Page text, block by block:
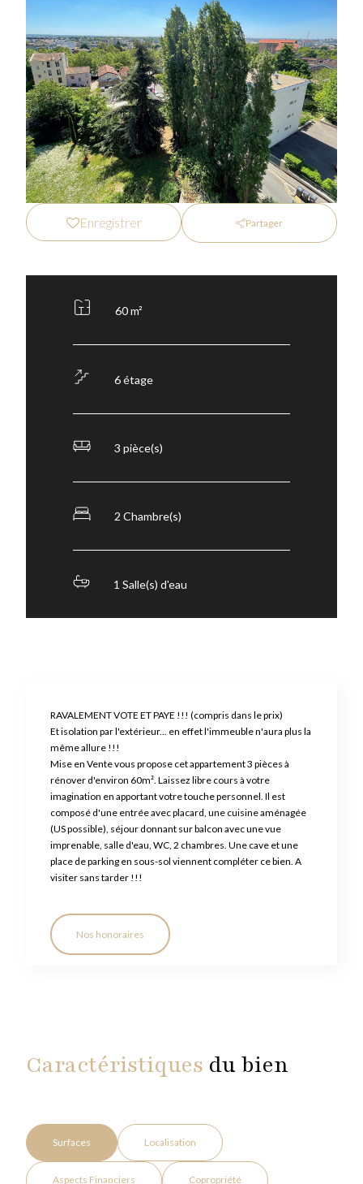
Enregistrer Partager
60 m²
6 étage
3 pièce(s)
2 Chambre(s)
1 Salle(s) d'eau
RAVALEMENT VOTE ET PAYE !!! (compris dans le prix)
Et isolation par l'extérieur... en effet l'immeuble n'aura plus la
même allure !!!
Mise en Vente vous propose cet appartement 3 pièces à
rénover d'environ 60m². Laissez libre cours à votre
imagination en apportant votre touche personnel. Il est
composé d'une entrée avec placard, une cuisine aménagée
(US possible), séjour donnant sur balcon avec une vue
imprenable, salle d'eau, WC, 2 chambres. Une cave et une
place de parking en sous-sol viennent compléter ce bien. A
visiter sans tarder !!!
Nos honoraires
Caractéristiques du bien
Surfaces Localisation
Aspects Financiers Copropriété